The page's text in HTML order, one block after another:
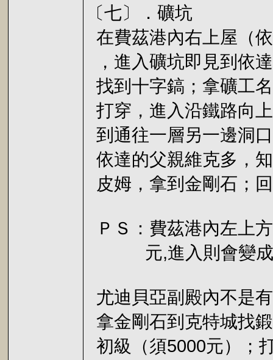
〔七〕．礦坑
在費茲港內右上屋（
，進入礦坑即見到依
找到十字鎬；拿礦工
打穿，進入沿鐵路向
到通往一層另一邊洞
依達的父親維克多，
皮姆，拿到金剛石；
ＰＳ：費茲港內左上
元,進入則會變成
尤迪貝亞副殿內不是
拿金剛石到克特城找
初級（須5000元）；